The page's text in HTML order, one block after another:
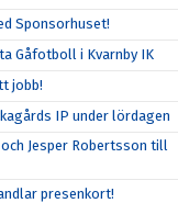
Sponsorhuset!
Gåfotboll i Kvarnby IK
jobb!
IP under lördagen
Jesper Robertsson till
presenkort!